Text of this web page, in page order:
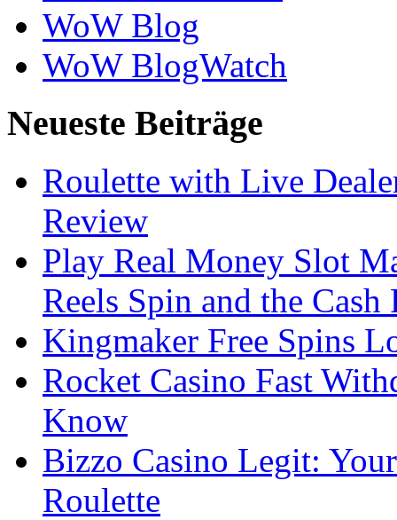
WoW Blog
WoW BlogWatch
Neueste Beiträge
Roulette with Live
Review
Play Real Money Slot
Reels Spin and the Cash
Kingmaker Free Spins
Rocket Casino Fast
Know
Bizzo Casino Legit:
Roulette